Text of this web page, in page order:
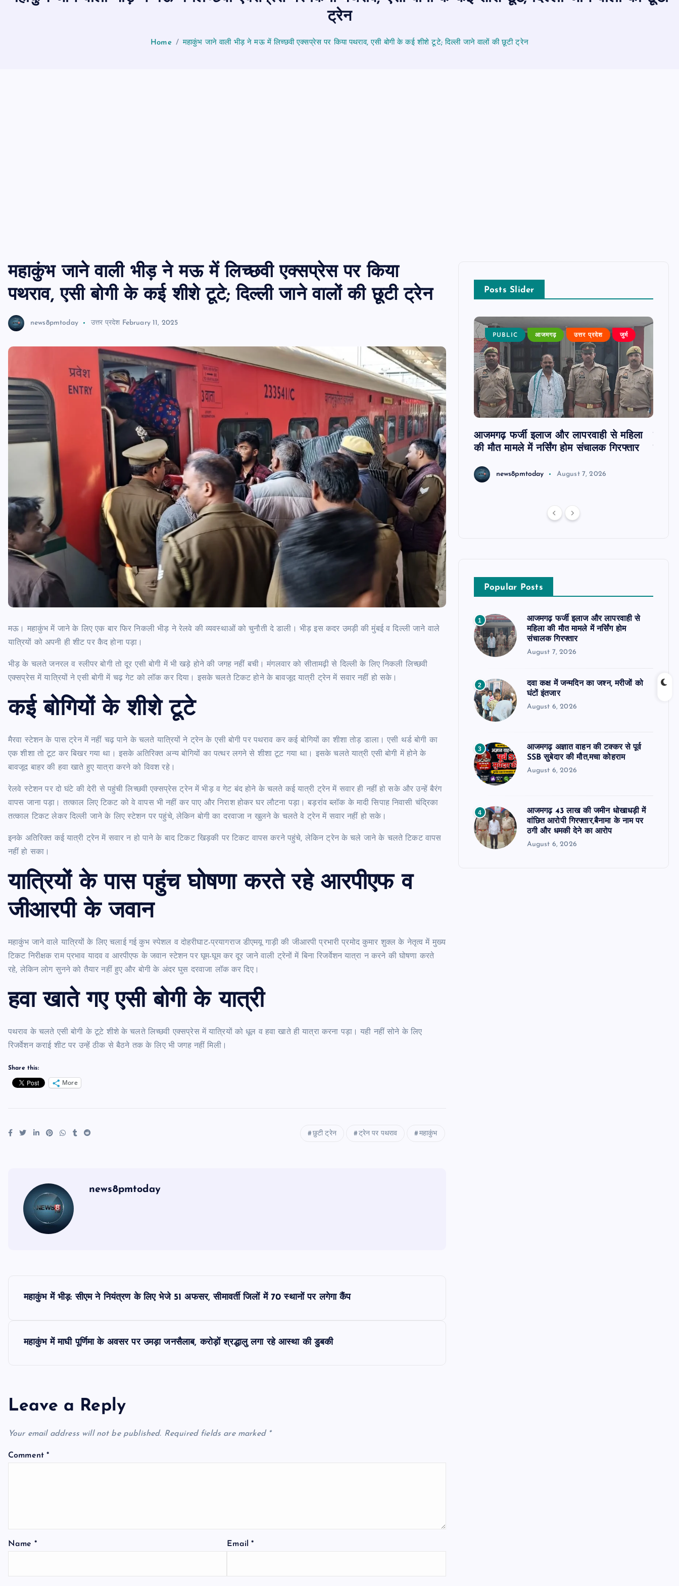
ट्रेन
Home महाकुंभ जाने वाली भीड़ ने मऊ में लिच्छवी एक्सप्रेस पर किया पथराव, एसी बोगी के कई शीशे टूटे; दिल्ली जाने वालों की छूटी ट्रेन
महाकुंभ जाने वाली भीड़ ने मऊ में लिच्छवी एक्सप्रेस पर किया
पथराव, एसी बोगी के कई शीशे टूटे; दिल्ली जाने वालों की छूटी ट्रेन
news8pmtoday उत्तर प्रदेश February 11, 2025
मऊ।
महाकुंभ में जाने के लिए एक बार फिर निकली भीड़ ने रेलवे की व्यवस्थाओं को चुनौती दे डाली। भीड़ इस कदर उमड़ी की मुंबई व दिल्ली जाने वाले
यात्रियों को अपनी ही शीट पर कैद होना पड़ा।
भीड़ के चलते जनरल व स्लीपर बोगी तो दूर एसी बोगी में भी खड़े होने की जगह नहीं बची। मंगलवार को सीतामढ़ी से दिल्ली के लिए निकली लिच्छवी
एक्सप्रेस में यात्रियों ने एसी बोगी में चढ़ गेट को लॉक कर दिया। इसके चलते टिकट होने के बावजूद यात्री ट्रेन में सवार नहीं हो सके।
कई बोगियों के शीशे टूटे
मैरवा स्टेशन के पास ट्रेन में नहीं चढ़ पाने के चलते यात्रियों ने ट्रेन के एसी बोगी पर पथराव कर कई बोगियों का शीशा तोड़ डाला। एसी थर्ड बोगी का
एक शीशा तो टूट कर बिखर गया था। इसके अतिरिक्त अन्य बोगियों का पत्थर लगने से शीशा टूट गया था। इसके चलते यात्री एसी बोगी में होने के
बावजूद बाहर की हवा खाते हुए यात्रा करने को विवश रहे।
रेलवे स्टेशन पर दो घंटे की देरी से पहुंची लिच्छवी एक्सप्रेस ट्रेन में भीड़ व गेट बंद होने के चलते कई यात्री ट्रेन में सवार ही नहीं हो सके और उन्हें बैरंग
वापस जाना पड़ा। तत्काल लिए टिकट को वे वापस भी नहीं कर पाए और निराश होकर घर लौटना पड़ा। बड़रांव ब्लॉक के मादी सिपाह निवासी चंद्रिका
तत्काल टिकट लेकर दिल्ली जाने के लिए स्टेशन पर पहुंचे, लेकिन बोगी का दरवाजा न खुलने के चलते वे ट्रेन में सवार नहीं हो सके।
इनके अतिरिक्त कई यात्री ट्रेन में सवार न हो पाने के बाद टिकट खिड़की पर टिकट वापस करने पहुंचे, लेकिन ट्रेन के चले जाने के चलते टिकट वापस
नहीं हो सका।
यात्रियों के पास पहुंच घोषणा करते रहे आरपीएफ व
जीआरपी के जवान
महाकुंभ जाने वाले यात्रियों के लिए चलाई गई कुभ स्पेशल व दोहरीघाट-प्रयागराज डीएमयू गाड़ी की जीआरपी प्रभारी प्रमोद कुमार शुक्ल के नेतृत्व में मुख्य
टिकट निरीक्षक राम प्रभाव यादव व आरपीएफ के जवान स्टेशन पर घूम-घूम कर दूर जाने वाली ट्रेनों में बिना रिजर्वेशन यात्रा न करने की घोषणा करते
रहे, लेकिन लोग सुनने को तैयार नहीं हुए और बोगी के अंदर घुस दरवाजा लॉक कर दिए।
हवा खाते गए एसी बोगी के यात्री
पथराव के चलते एसी बोगी के टूटे शीशे के चलते लिच्छवी एक्सप्रेस में यात्रियों को धूल व हवा खाते ही यात्रा करना पड़ा। यही नहीं सोने के लिए
रिजर्वेशन कराई शीट पर उन्हें ठीक से बैठने तक के लिए भी जगह नहीं मिली।
Share this:
More
छुटी ट्रेन ट्रेन पर पथराव महाकुंभ
news8pmtoday
n
a
v
a
महाकुंभ में भीड़: सीएम ने नियंत्रण के लिए भेजे 51 अफसर, सीमावर्ती जिलों में 70 स्थानों पर लगेगा कैंप
महाकुंभ में माघी पूर्णिमा के अवसर पर उमड़ा जनसैलाब, करोड़ों श्रद्धालु लगा रहे आस्था की डुबकी
Leave a Reply
Your email address will not be published. Required fields are marked *
Comment*
Name * Email*
Posts Slider
डॉ. धनन्जय पाण्डेय बने अध्यक्ष, डॉ. अलेन्द्र कुमार
सचिव निर्विरोध निर्वाचित
news8pmtoday August 6, 2026
PUBLIC आजमगढ़ उत्तर प्रदेश जुर्म
आजमगढ़ फर्जी इलाज और लापरवाही से महिला
की मौत मामले में नर्सिंग होम संचालक गिरफ्तार
news8pmtoday August 7, 2026
दवा
इंतजार
Popular Posts
1
आजमगढ़ फर्जी इलाज और लापरवाही से
महिला की मौत मामले में नर्सिंग होम
संचालक गिरफ्तार
August 7, 2026
2
दवा कक्ष में जन्मदिन का जश्न, मरीजों को
घंटों इंतजार
August 6, 2026
3
आजमगढ़ अज्ञात वाहन की टक्कर से पूर्व
SSB सुबेदार की मौत,मचा कोहराम
August 6, 2026
4
आजमगढ़ 43 लाख की जमीन धोखाधड़ी में
वांछित आरोपी गिरफ्तार,बैनामा के नाम पर
ठगी और धमकी देने का आरोप
August 6, 2026